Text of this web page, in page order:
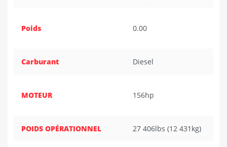
Poids 0.00
Carburant Diesel
MOTEUR 156hp
POIDS OPÉRATIONNEL 27 406lbs (12 431kg)